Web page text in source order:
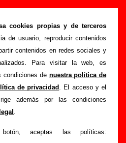
cookies propias y de terceros
de usuario, reproducir contenidos
contenidos en redes sociales y
Para visitar la web, es
condiciones de nuestra política de
de privacidad . El acceso y el
además por las condiciones
.
aceptas las políticas:
canción de Sidonie
>Buenas vibraciones
todo tipo de información
vibraciones" interpretada por
también aparecerá información
sobre los discos en los que está
la grabación del mismo, sobre
puedes ayudar acompletar